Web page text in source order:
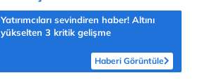
Yatırımcıları sevindiren haber! Altını
yükselten 3 kritik gelişme
Haberi Görüntüle